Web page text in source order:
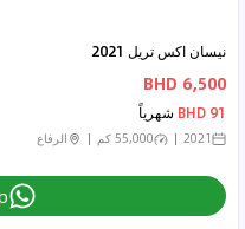
نيسان اكس تريل 2021
6,500 BHD
91 BHD شهرياً
2021 55,000 كم الرفاع